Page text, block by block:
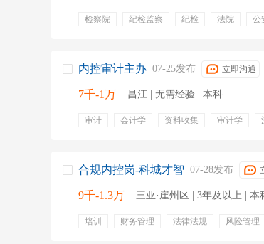
检察院 纪检监察 纪检 法院 公
内控审计主办 07-25发布 立即沟通
7千-1万 昌江 | 无需经验 | 本科
审计 会计学 资料收集 审计学
合规内控岗-科城才智 07-28发布
9千-1.3万 三亚·崖州区 | 3年及以上 | 本
培训 财务管理 法律法规 风险管理